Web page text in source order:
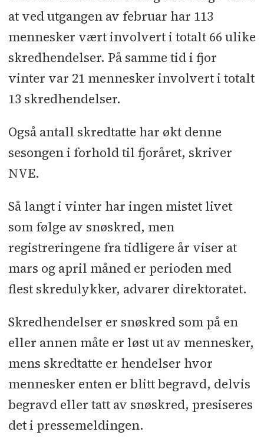
at ved utgangen av februar har 113
mennesker vært involvert i totalt 66 ulike
skredhendelser. På samme tid i fjor
vinter var 21 mennesker involvert i totalt
13 skredhendelser.
Også antall skredtatte har økt denne
sesongen i forhold til fjoråret, skriver
NVE.
Så langt i vinter har ingen mistet livet
som følge av snøskred, men
registreringene fra tidligere år viser at
mars og april måned er perioden med
flest skredulykker, advarer direktoratet.
Skredhendelser er snøskred som på en
eller annen måte er løst ut av mennesker,
mens skredtatte er hendelser hvor
mennesker enten er blitt begravd, delvis
begravd eller tatt av snøskred, presiseres
det i pressemeldingen.